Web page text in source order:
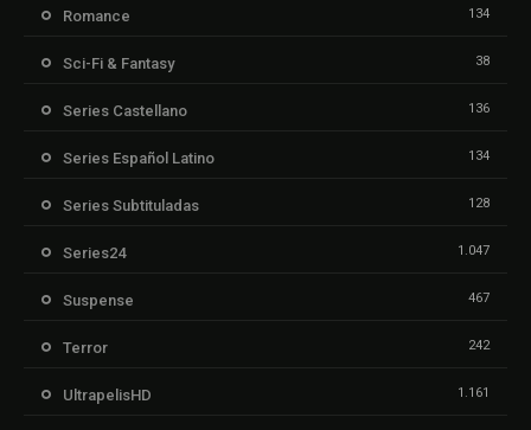
Romance 134
Sci-Fi & Fantasy 38
Series Castellano 136
Series Español Latino 134
Series Subtituladas 128
Series24 1.047
Suspense 467
Terror 242
UltrapelisHD 1.161